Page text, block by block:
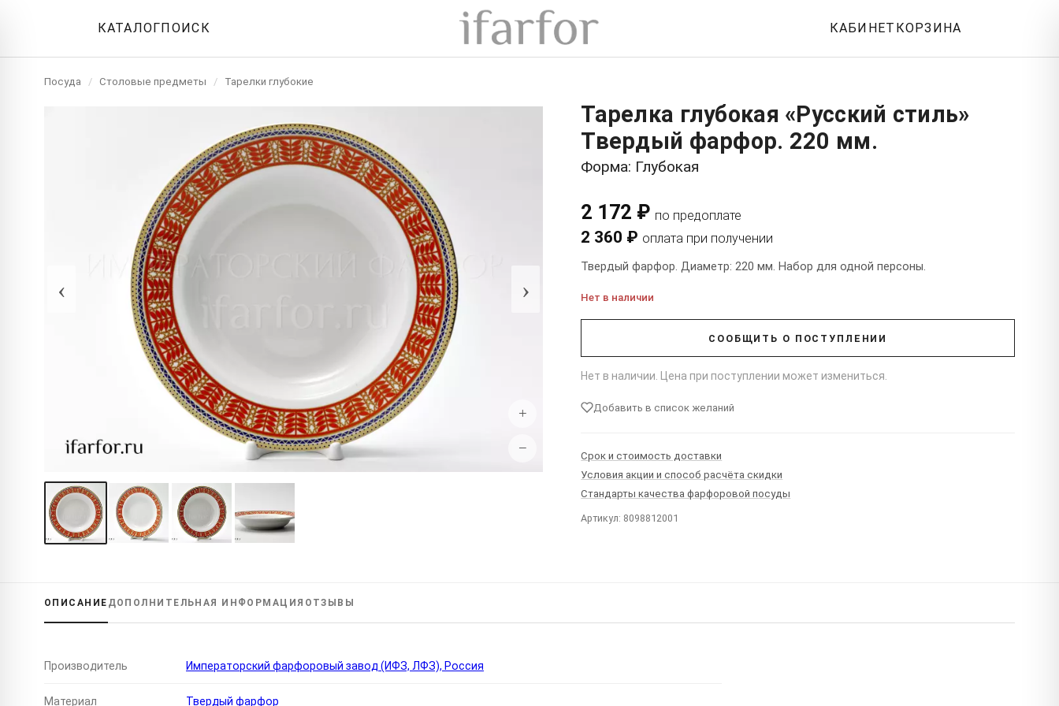
КАТАЛОГПОИСК КАБИНЕТ КОРЗИНА
Посуда / Столовые предметы / Тарелки глубокие
‹ ›
+
−
Тарелка глубокая «Русский стиль»
Твердый фарфор. 220 мм.
Форма: Глубокая
2 172 ₽ по предоплате
2 360 ₽ оплата при получении
Твердый фарфор. Диаметр: 220 мм. Набор для одной персоны.
Нет в наличии
СООБЩИТЬ О ПОСТУПЛЕНИИ
Нет в наличии. Цена при поступлении может измениться.
Добавить в список желаний
Срок и стоимость доставки
Условия акции и способ расчёта скидки
Стандарты качества фарфоровой посуды
Артикул: 8098812001
ОПИСАНИЕ ДОПОЛНИТЕЛЬНАЯ ИНФОРМАЦИЯ ОТЗЫВЫ
Производитель Императорский фарфоровый завод (ИФЗ, ЛФЗ), Россия
Материал Твердый фарфор